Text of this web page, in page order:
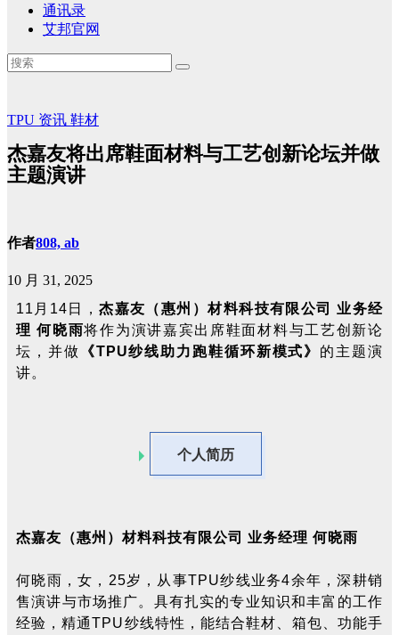
通讯录
艾邦官网
TPU 资讯 鞋材
杰嘉友将出席鞋面材料与工艺创新论坛并做
主题演讲
作者808, ab
10 月 31, 2025
11月14日，杰嘉友（惠州）材料科技有限公司 业务经
理 何晓雨将作为演讲嘉宾出席鞋面材料与工艺创新论
坛，并做 《TPU纱线助力跑鞋循环新模式》 的主题演
讲。
个人简历
杰嘉友（惠州）材料科技有限公司 业务经理 何晓雨
何晓雨，女， 25岁，从事TPU纱线业务4余年，深耕销
售演讲与市场推广。具有扎实的专业知识和丰富的工作
经验，精通TPU纱线特性，能结合鞋材、箱包、功能手